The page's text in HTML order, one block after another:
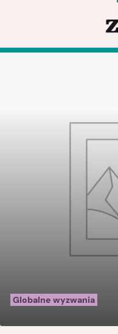
Globalne wyzwania